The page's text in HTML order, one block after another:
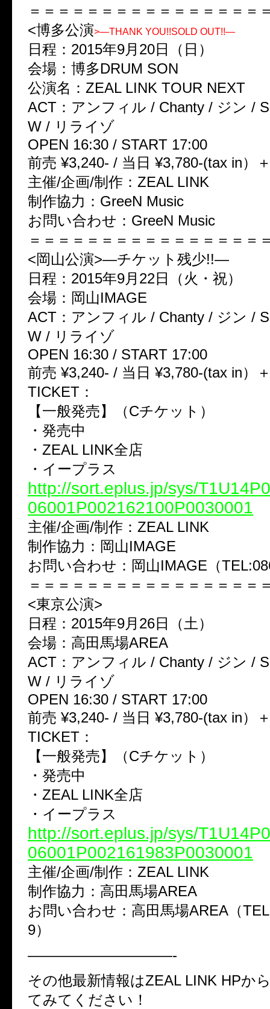
＝＝＝＝＝＝＝＝＝＝＝＝＝＝＝＝
<博多公演>—THANK YOU!!SOLD OUT!!—
日程：2015年9月20日（日）
会場：博多DRUM SON
公演名：ZEAL LINK TOUR NEXT
ACT：アンフィル / Chanty / ジン /
W / リライゾ
OPEN 16:30 / START 17:00
前売 ¥3,240- / 当日 ¥3,780-(tax in）
主催/企画/制作：ZEAL LINK
制作協力：GreeN Music
お問い合わせ：GreeN Music
＝＝＝＝＝＝＝＝＝＝＝＝＝＝＝＝
<岡山公演>—チケット残少!!—
日程：2015年9月22日（火・祝）
会場：岡山IMAGE
ACT：アンフィル / Chanty / ジン /
W / リライゾ
OPEN 16:30 / START 17:00
前売 ¥3,240- / 当日 ¥3,780-(tax in）
TICKET：
【一般発売】（Cチケット）
・発売中
・ZEAL LINK全店
・イープラス
http://sort.eplus.jp/sys/
06001P002162100P0030001
主催/企画/制作：ZEAL LINK
制作協力：岡山IMAGE
お問い合わせ：岡山IMAGE（
＝＝＝＝＝＝＝＝＝＝＝＝＝＝＝＝
<東京公演>
日程：2015年9月26日（土）
会場：高田馬場AREA
ACT：アンフィル / Chanty / ジン /
W / リライゾ
OPEN 16:30 / START 17:00
前売 ¥3,240- / 当日 ¥3,780-(tax in）
TICKET：
【一般発売】（Cチケット）
・発売中
・ZEAL LINK全店
・イープラス
http://sort.eplus.jp/sys/
06001P002161983P0030001
主催/企画/制作：ZEAL LINK
制作協力：高田馬場AREA
お問い合わせ：高田馬場AREA（
9）
——————————-
その他最新情報はZEAL LINK HPか
てみてください！